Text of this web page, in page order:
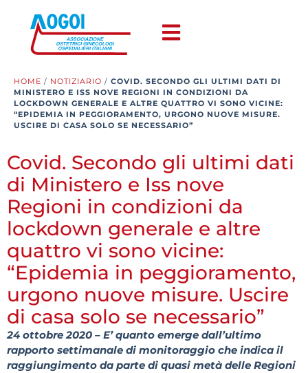
HOME / NOTIZIARIO / COVID. SECONDO GLI ULTIMI DATI DI
MINISTERO E ISS NOVE REGIONI IN CONDIZIONI DA
LOCKDOWN GENERALE E ALTRE QUATTRO VI SONO VICINE:
“EPIDEMIA IN PEGGIORAMENTO, URGONO NUOVE MISURE.
USCIRE DI CASA SOLO SE NECESSARIO”
Covid. Secondo gli ultimi dati
di Ministero e Iss nove
Regioni in condizioni da
lockdown generale e altre
quattro vi sono vicine:
“Epidemia in peggioramento,
urgono nuove misure. Uscire
di casa solo se necessario”
24 ottobre 2020 – E’ quanto emerge dall’ultimo
rapporto settimanale di monitoraggio che indica il
raggiungimento da parte di quasi metà delle Regioni